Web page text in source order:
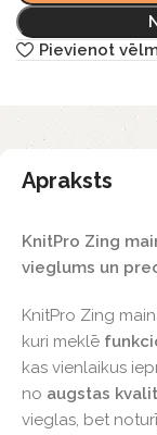
Pievienot
Apraksts
KnitPro Zing
vieglums un
KnitPro Zing
kuri meklē
kas vienlaikus
no augstas
vieglas, bet